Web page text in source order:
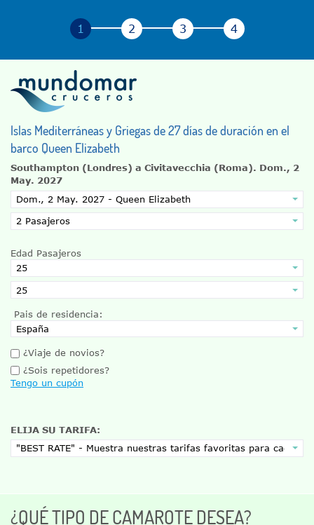
Islas Mediterráneas y Griegas de 27 días de duración en el
barco Queen Elizabeth
Southampton (Londres) a Civitavecchia (Roma). Dom., 2
May. 2027
Edad Pasajeros
Pais de residencia:
¿Viaje de novios?
¿Sois repetidores?
Tengo un cupón
ELIJA SU TARIFA:
¿QUÉ TIPO DE CAMAROTE DESEA?